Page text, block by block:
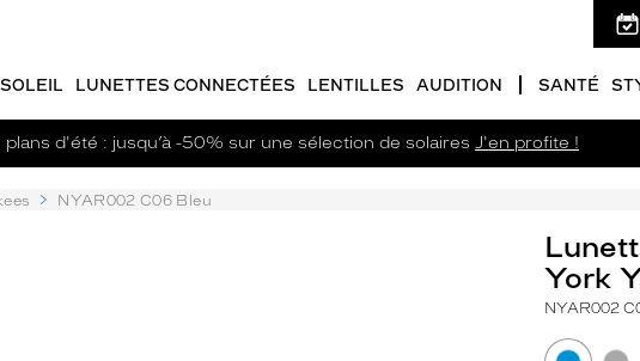
LUNETTES CONNECTÉES LENTILLES AUDITION SANTÉ
plans d'été : jusqu’à -50% sur une sélection de solaires J'en profite !
NYAR002 C06 Bleu
York
NYAR002